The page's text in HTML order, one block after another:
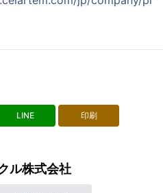
LINE 印刷
ル株式会社